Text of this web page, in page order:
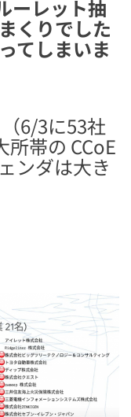
ーレット抽
くりでした
てしまいま
6/3に53社
帯の CCoE
ンダは大き